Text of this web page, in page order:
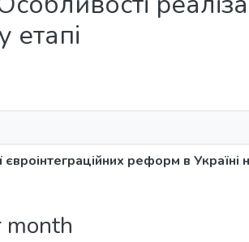
етапі
євроінтеграційних реформ в Україні
month